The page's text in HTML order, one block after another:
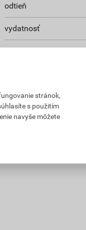
odtieň
vydatnosť
použitie
stránok,
s použitím
navyše môžete